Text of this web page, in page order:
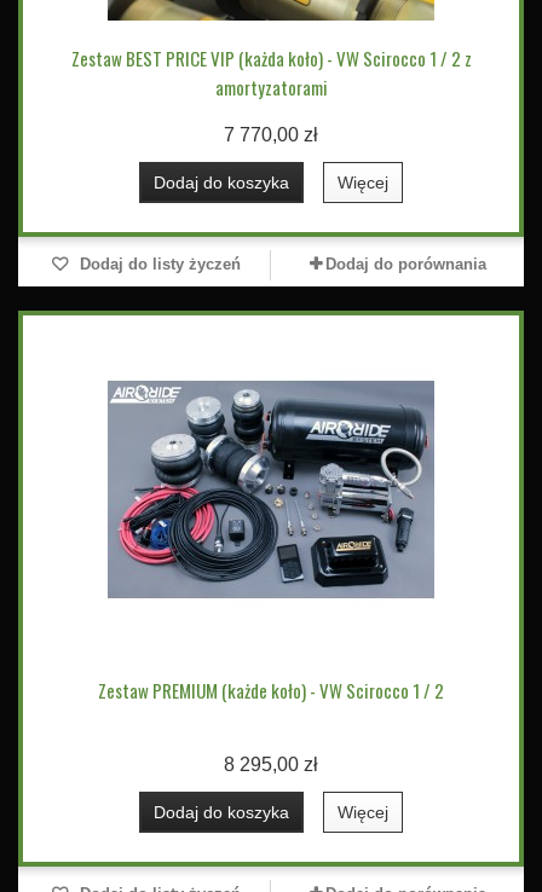
Zestaw BEST PRICE VIP (każda koło) - VW Scirocco 1 / 2 z
amortyzatorami
7 770,00 zł
Dodaj do koszyka Więcej
Dodaj do listy życzeń Dodaj do porównania
Zestaw PREMIUM (każde koło) - VW Scirocco 1 / 2
8 295,00 zł
Dodaj do koszyka Więcej